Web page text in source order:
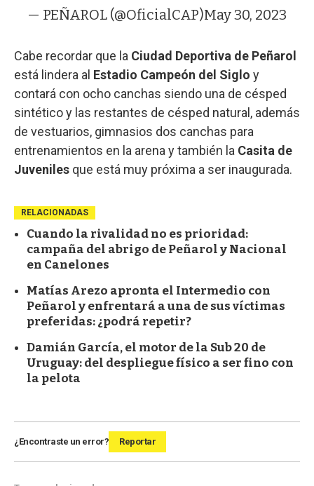
— PEÑAROL (@OficialCAP)May 30, 2023
Cabe recordar que la Ciudad Deportiva de Peñarol
está lindera al Estadio Campeón del Siglo y
contará con ocho canchas siendo una de césped
sintético y las restantes de césped natural, además
de vestuarios, gimnasios dos canchas para
entrenamientos en la arena y también la Casita de
Juveniles que está muy próxima a ser inaugurada.
RELACIONADAS
Cuando la rivalidad no es prioridad:
campaña del abrigo de Peñarol y Nacional
en Canelones
Matías Arezo apronta el Intermedio con
Peñarol y enfrentará a una de sus víctimas
preferidas: ¿podrá repetir?
Damián García, el motor de la Sub 20 de
Uruguay: del despliegue físico a ser fino con
la pelota
¿Encontraste un error? Reportar